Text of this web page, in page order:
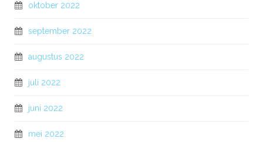
oktober 2022
september 2022
augustus 2022
juli 2022
juni 2022
mei 2022